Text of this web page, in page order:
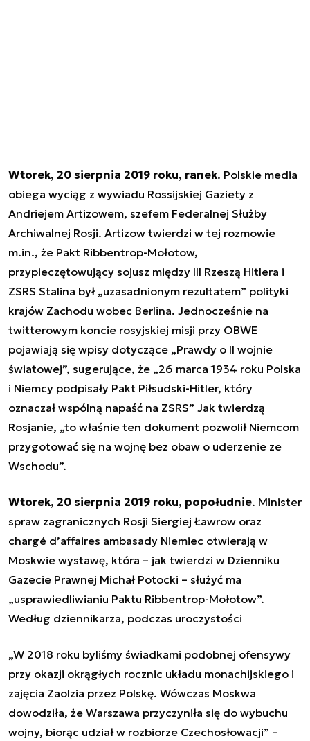
Wtorek, 20 sierpnia 2019 roku, ranek. Polskie media
obiega wyciąg z wywiadu Rossijskiej Gaziety z
Andriejem Artizowem, szefem Federalnej Służby
Archiwalnej Rosji. Artizow twierdzi w tej rozmowie
m.in., że Pakt Ribbentrop-Mołotow,
przypieczętowujący sojusz między III Rzeszą Hitlera i
ZSRS Stalina był „uzasadnionym rezultatem” polityki
krajów Zachodu wobec Berlina. Jednocześnie na
twitterowym koncie rosyjskiej misji przy OBWE
pojawiają się wpisy dotyczące „Prawdy o II wojnie
światowej”, sugerujące, że „26 marca 1934 roku Polska
i Niemcy podpisały Pakt Piłsudski-Hitler, który
oznaczał wspólną napaść na ZSRS” Jak twierdzą
Rosjanie, „to właśnie ten dokument pozwolił Niemcom
przygotować się na wojnę bez obaw o uderzenie ze
Wschodu”.
Wtorek, 20 sierpnia 2019 roku, popołudnie. Minister
spraw zagranicznych Rosji Siergiej Ławrow oraz
chargé d’affaires ambasady Niemiec otwierają w
Moskwie wystawę, która – jak twierdzi w Dzienniku
Gazecie Prawnej Michał Potocki – służyć ma
„usprawiedliwianiu Paktu Ribbentrop-Mołotow”.
Według dziennikarza, podczas uroczystości
„W 2018 roku byliśmy świadkami podobnej ofensywy
przy okazji okrągłych rocznic układu monachijskiego i
zajęcia Zaolzia przez Polskę. Wówczas Moskwa
dowodziła, że Warszawa przyczyniła się do wybuchu
wojny, biorąc udział w rozbiorze Czechosłowacji” –